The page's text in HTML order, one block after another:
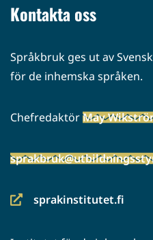
Kontakta oss
Språkbruk ges ut av
för de inhemska språken.
ChefredaktörMay
sprakinstitutet.fi
(siirryt